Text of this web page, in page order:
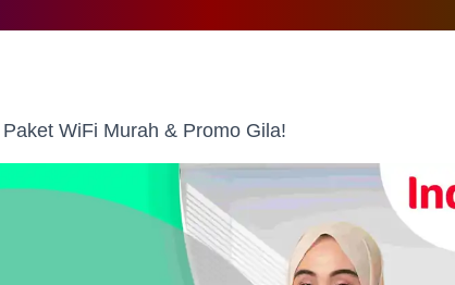
WiFi Murah & Promo Gila!